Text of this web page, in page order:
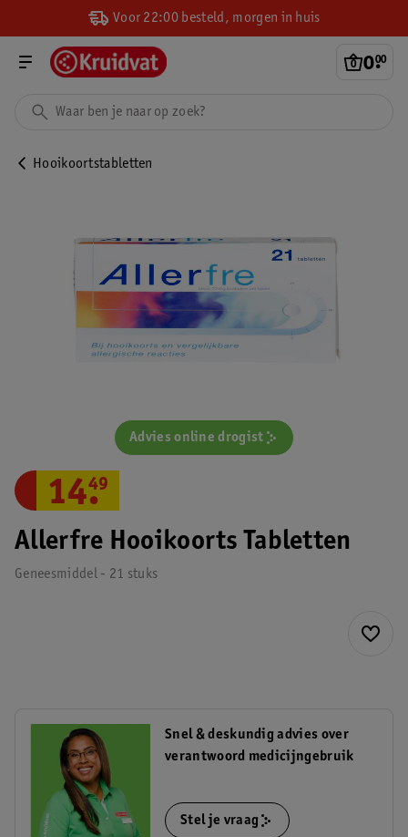
Voor 22:00 besteld, morgen in huis
0.
00
Hooikoortstabletten
Advies online drogist
Allerfre Hooikoorts Tabletten
Geneesmiddel - 21 stuks
14.
49
Snel & deskundig advies over
verantwoord medicijngebruik
Stel je vraag